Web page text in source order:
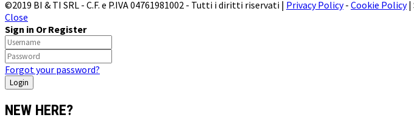
©2019 BI & TI SRL - C.F. e P.IVA 04761981002 - Tutti i diritti riservati | Privacy Policy- Cookie Policy|
Close
Sign in Or Register
Forgot your password?
NEW HERE?